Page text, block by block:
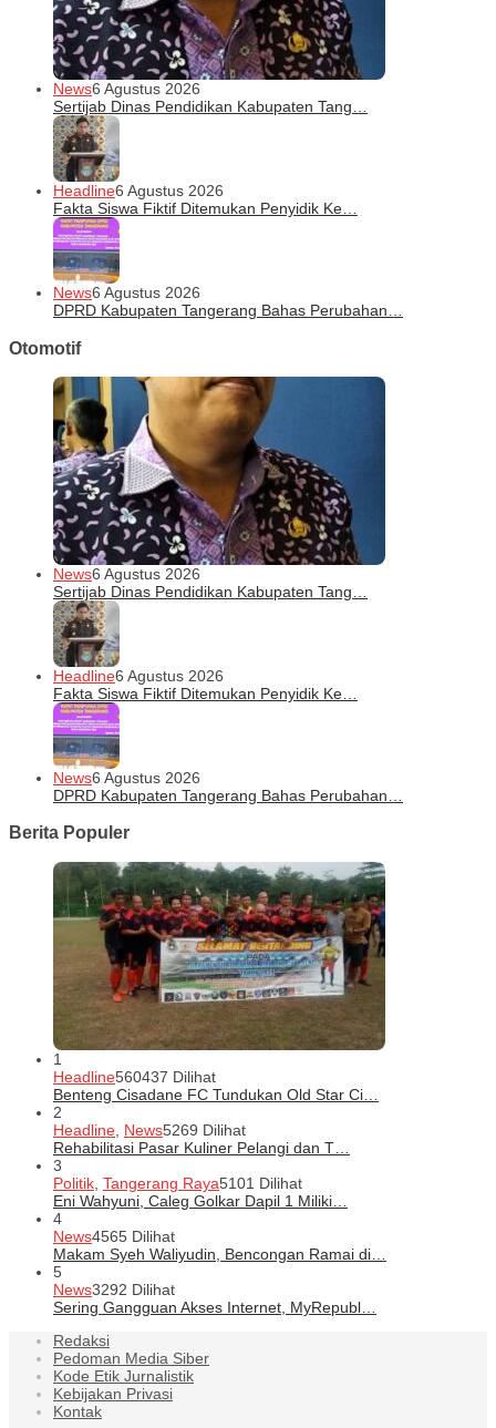
News6 Agustus 2026
Sertijab Dinas Pendidikan Kabupaten Tang…
Headline6 Agustus 2026
Fakta Siswa Fiktif Ditemukan Penyidik Ke…
News6 Agustus 2026
DPRD Kabupaten Tangerang Bahas Perubahan…
Otomotif
News6 Agustus 2026
Sertijab Dinas Pendidikan Kabupaten Tang…
Headline6 Agustus 2026
Fakta Siswa Fiktif Ditemukan Penyidik Ke…
News6 Agustus 2026
DPRD Kabupaten Tangerang Bahas Perubahan…
Berita Populer
1
Headline560437 Dilihat
Benteng Cisadane FC Tundukan Old Star Ci…
2
Headline News5269 Dilihat
Rehabilitasi Pasar Kuliner Pelangi dan T…
3
Politik Tangerang Raya5101 Dilihat
Eni Wahyuni, Caleg Golkar Dapil 1 Miliki…
4
News4565 Dilihat
Makam Syeh Waliyudin, Bencongan Ramai di…
5
News3292 Dilihat
Sering Gangguan Akses Internet, MyRepubl…
Redaksi
Pedoman Media Siber
Kode Etik Jurnalistik
Kebijakan Privasi
Kontak